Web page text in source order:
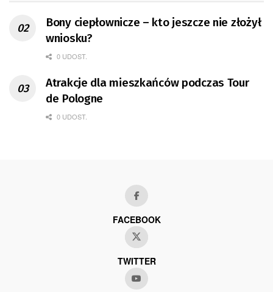
Bony ciepłownicze – kto jeszcze nie złożył
wniosku?
0 UDOST.
Atrakcje dla mieszkańców podczas Tour
de Pologne
0 UDOST.
FACEBOOK
TWITTER